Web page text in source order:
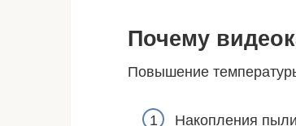
Почему
Повышение
Накопления